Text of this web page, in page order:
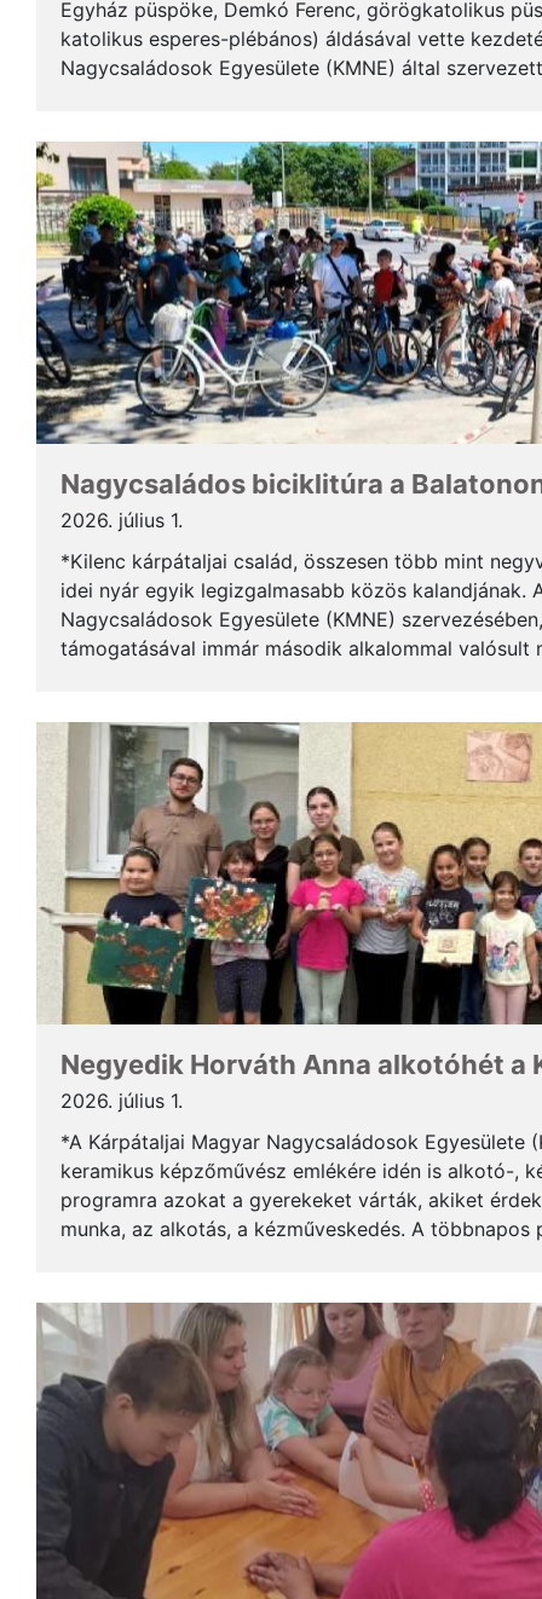
Egyház püspöke, Demkó Ferenc, görögkatolikus
katolikus esperes-plébános) áldásával vette
Nagycsaládosok Egyesülete (KMNE) által
Nagycsaládos biciklitúra a
2026. július 1.
*Kilenc kárpátaljai család, összesen több mint
idei nyár egyik legizgalmasabb közös kalandjának.
Nagycsaládosok Egyesülete (KMNE)
támogatásával immár második alkalommal
Negyedik Horváth Anna alkotóhét a
2026. július 1.
*A Kárpátaljai Magyar Nagycsaládosok Egyesülete
keramikus képzőművész emlékére idén is alkotó-,
programra azokat a gyerekeket várták, akiket
munka, az alkotás, a kézműveskedés. A többnapos